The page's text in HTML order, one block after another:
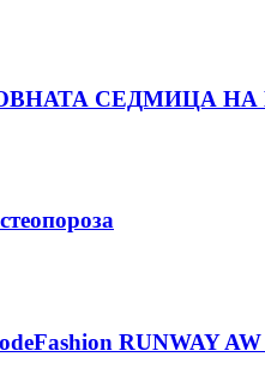
СЕДМИЦА
RUNWAY AW